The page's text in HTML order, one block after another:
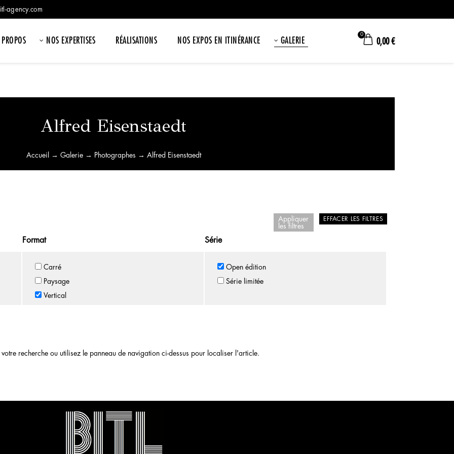
agency.com
NOS EXPERTISES RÉALISATIONS NOS EXPOS EN ITINÉRANCE GALERIE
0
0,00€
Alfred Eisenstaedt
Accueil → Galerie→ Photographes → Alfred Eisenstaedt
EFFACER LES FILTRES
Format
Carré
Paysage
Vertical
Série
Open édition
Série limitée
Appliquer
les filtres
recherche ou utilisez le panneau de navigation ci-dessus pour localiser l'article.